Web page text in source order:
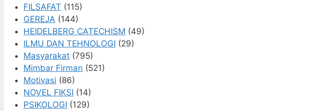
FILSAFAT (115)
GEREJA (144)
HEIDELBERG CATECHISM (49)
ILMU DAN TEHNOLOGI (29)
Masyarakat (795)
Mimbar Firman (521)
Motivasi (86)
NOVEL FIKSI (14)
PSIKOLOGI (129)